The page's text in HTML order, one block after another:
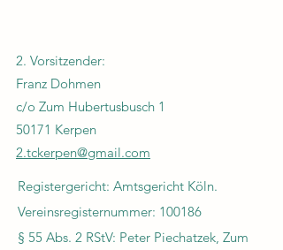
2. Vorsitzender:
Franz Dohmen
c/o Zum Hubertusbusch 1
50171 Kerpen
2.tckerpen@gmail.com
Registergericht: Amtsgericht Köln.
Vereinsregisternummer: 100186
§ 55 Abs. 2 RStV: Peter Piechatzek, Zum